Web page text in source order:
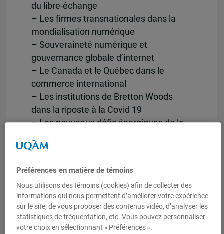
du libre-échange
– Les firmes transnationales dans la
mondialisation numérique
– Souveraineté numérique et
gouvernance globale d’internet
– Le Canada et le Québec dans le
commerce international
– Les institutions de Bretton Woods
dans la riposte à la Covid 19
– Les nouveaux défis énergiques de la
– L’émergence du Sud global dans la
– Big tech, Big Pharma, Big Finance, les
acteurs privés de la globalisation
– Les contre-pouvoirs aux acteurs
transnationaux de la mondialisation
– Coopération, règlements des
Préférences en matière de témoins
Nous utilisons des témoins (cookies) afin de collecter des
informations qui nous permettent d’améliorer votre expérience
sur le site, de vous proposer des contenus vidéo, d’analyser les
statistiques de fréquentation, etc. Vous pouvez personnaliser
votre choix en sélectionnant « Préférences ».